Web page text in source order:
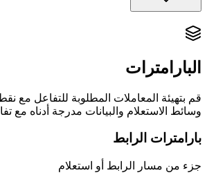
مفاتيح التصفية: فئات القنوات
تعيد نقطة النهاية
الرسمية لمرشحات المواضيع التي يدعمها
🎯 استراتيجية التنفيذ
البارامترات
قم بتهيئة المعاملات المطلوبة للتفاعل مع
وسائط الاستعلام والبيانات مدرجة أدناه مع
بارامترات الرابط
جزء من مسار الرابط أو استعلام